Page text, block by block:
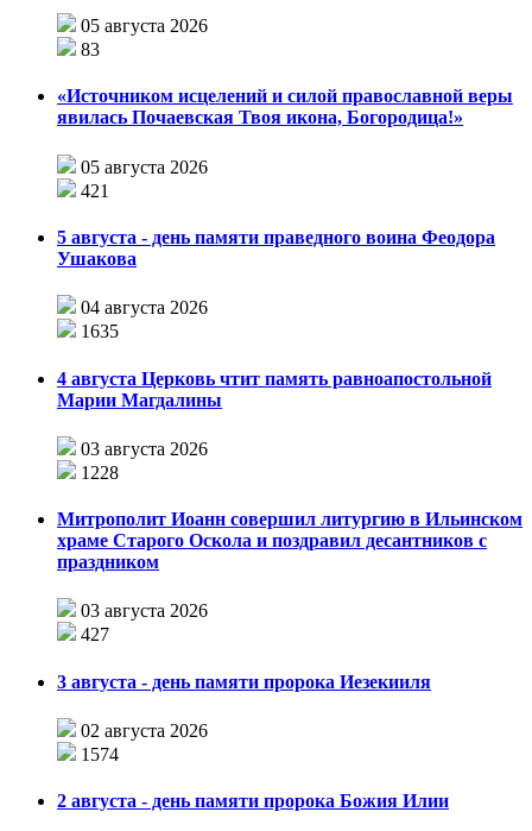
05 августа 2026
83
«Источником исцелений и силой православной веры
явилась Почаевская Твоя икона, Богородица!»
05 августа 2026
421
5 августа - день памяти праведного воина Феодора
Ушакова
04 августа 2026
1635
4 августа Церковь чтит память равноапостольной
Марии Магдалины
03 августа 2026
1228
Митрополит Иоанн совершил литургию в Ильинском
храме Старого Оскола и поздравил десантников с
праздником
03 августа 2026
427
3 августа - день памяти пророка Иезекииля
02 августа 2026
1574
2 августа - день памяти пророка Божия Илии